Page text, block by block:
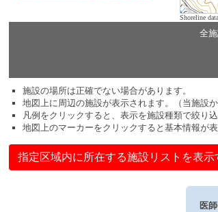
Shoreline
全
施設の場所は正確でない場合があります。
地図上に周辺の施設が表示されます。（当施設
凡例をクリックすると、表示を施設種類で絞り
地図上のマーカーをクリックすると基本情報が
指定区域内に所在する施設リストを表示
医